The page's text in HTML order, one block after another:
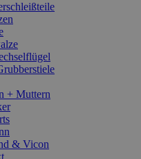
+ Muttern
& Vicon